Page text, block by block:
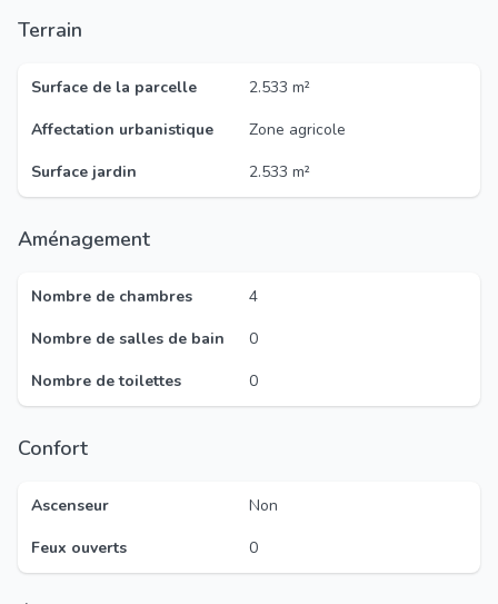
Terrain
Surface de la parcelle
2.533 m²
Affectation urbanistique
Zone agricole
Surface jardin
2.533 m²
Aménagement
Nombre de chambres
4
Nombre de salles de bain
0
Nombre de toilettes
0
Confort
Ascenseur
Non
Feux ouverts
0